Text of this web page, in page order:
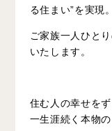
る住まい”を実現。
ご家族一人ひと
いたします。
住む人の幸せを
一生涯続く本物の